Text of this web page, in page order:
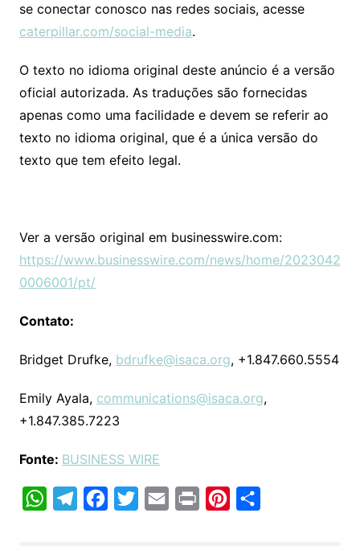
se conectar conosco nas redes sociais, acesse
caterpillar.com/social-media.
O texto no idioma original deste anúncio é a versão
oficial autorizada. As traduções são fornecidas
apenas como uma facilidade e devem se referir ao
texto no idioma original, que é a única versão do
texto que tem efeito legal.
Ver a versão original em businesswire.com:
https://www.businesswire.com/news/home/2023042
0006001/pt/
Contato:
Bridget Drufke, bdrufke@isaca.org, +1.847.660.5554
Emily Ayala, communications@isaca.org,
+1.847.385.7223
Fonte: BUSINESS WIRE
W